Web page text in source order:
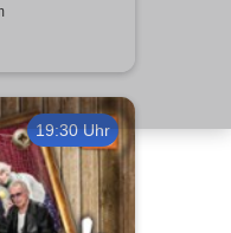
to
19:30 Uhr